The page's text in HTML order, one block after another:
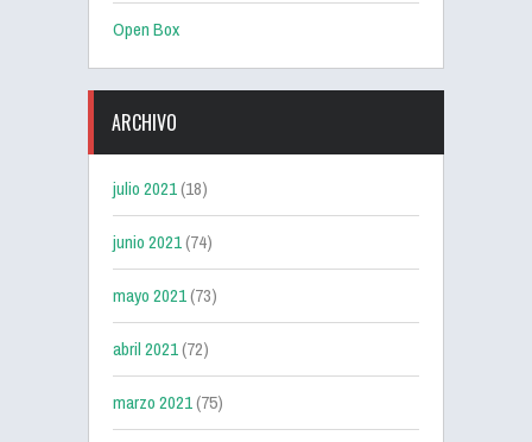
Open Box
ARCHIVO
julio 2021(18)
junio 2021(74)
mayo 2021(73)
abril 2021(72)
marzo 2021(75)